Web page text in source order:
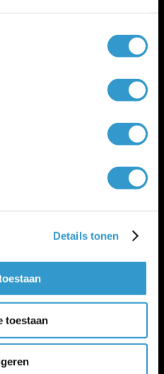
Details tonen
toestaan
Salaris-blog
geschikt?
2026 voor zzp
2026 voor mkb